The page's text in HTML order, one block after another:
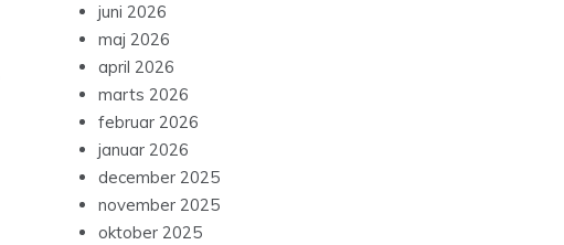
juni 2026
maj 2026
april 2026
marts 2026
februar 2026
januar 2026
december 2025
november 2025
oktober 2025